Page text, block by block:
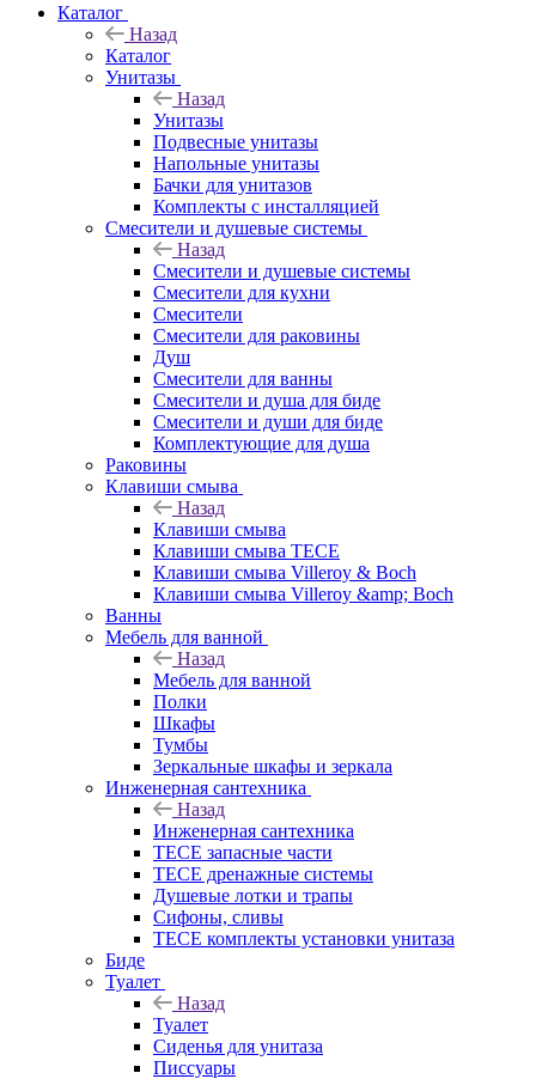
Каталог
Назад
Каталог
Унитазы
Назад
Унитазы
Подвесные унитазы
Напольные унитазы
Бачки для унитазов
Комплекты с инсталляцией
Смесители и душевые системы
Назад
Смесители и душевые системы
Смесители для кухни
Смесители
Смесители для раковины
Душ
Смесители для ванны
Смесители и душа для биде
Смесители и души для биде
Комплектующие для душа
Раковины
Клавиши смыва
Назад
Клавиши смыва
Клавиши смыва TECE
Клавиши смыва Villeroy & Boch
Клавиши смыва Villeroy &amp; Boch
Ванны
Мебель для ванной
Назад
Мебель для ванной
Полки
Шкафы
Тумбы
Зеркальные шкафы и зеркала
Инженерная сантехника
Назад
Инженерная сантехника
TECE запасные части
TECE дренажные системы
Душевые лотки и трапы
Сифоны, сливы
TECE комплекты установки унитаза
Биде
Туалет
Назад
Туалет
Сиденья для унитаза
Писсуары